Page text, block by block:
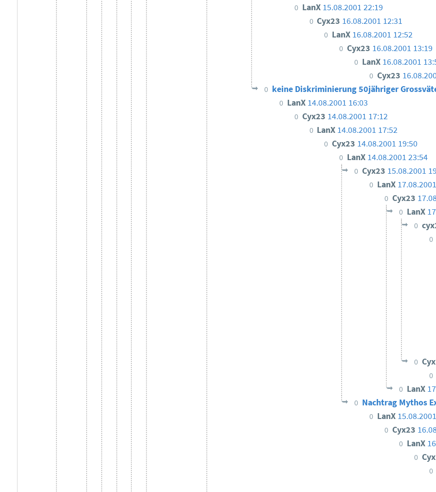
0 LanX 15.08.2001 22:19
0 Cyx23 16.08.2001 12:31
0 LanX 16.08.2001 12:52
0 Cyx23 16.08.2001 13:19
0 LanX 16.08.2001
0 Cyx23
0 keine Diskriminierung 50jähriger
0 LanX 14.08.2001 16:03
0 Cyx23 14.08.2001 17:12
0 LanX 14.08.2001 17:52
0 Cyx23 14.08.2001 19:50
0 LanX 14.08.2001 23:54
0 Cyx23 15.08.2001
0 LanX
0 Cyx23
0 LanX
0
0
0
0
0 LanX
0 Nachtrag Mythos
0 LanX
0 Cyx23
0 LanX
0
0